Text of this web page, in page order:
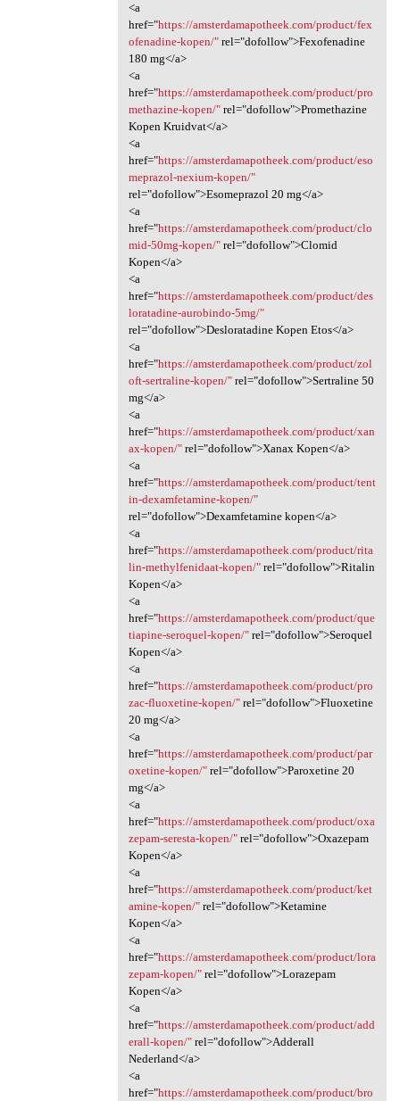
<a
href="https://amsterdamapotheek.com/product/fex
ofenadine-kopen/"rel="dofollow">Fexofenadine
180 mg</a>
<a
href="https://amsterdamapotheek.com/product/pro
methazine-kopen/"rel="dofollow">Promethazine
Kopen Kruidvat</a>
<a
href="https://amsterdamapotheek.com/product/eso
meprazol-nexium-kopen/"
rel="dofollow">Esomeprazol 20 mg</a>
<a
href="https://amsterdamapotheek.com/product/clo
mid-50mg-kopen/"rel="dofollow">Clomid
Kopen</a>
<a
href="https://amsterdamapotheek.com/product/des
loratadine-aurobindo-5mg/"
rel="dofollow">Desloratadine Kopen Etos</a>
<a
href="https://amsterdamapotheek.com/product/zol
oft-sertraline-kopen/"rel="dofollow">Sertraline 50
mg</a>
<a
href="https://amsterdamapotheek.com/product/xan
ax-kopen/"rel="dofollow">Xanax Kopen</a>
<a
href="https://amsterdamapotheek.com/product/tent
in-dexamfetamine-kopen/"
rel="dofollow">Dexamfetamine kopen</a>
<a
href="https://amsterdamapotheek.com/product/rita
lin-methylfenidaat-kopen/"rel="dofollow">Ritalin
Kopen</a>
<a
href="https://amsterdamapotheek.com/product/que
tiapine-seroquel-kopen/"rel="dofollow">Seroquel
Kopen</a>
<a
href="https://amsterdamapotheek.com/product/pro
zac-fluoxetine-kopen/"rel="dofollow">Fluoxetine
20 mg</a>
<a
href="https://amsterdamapotheek.com/product/par
oxetine-kopen/"rel="dofollow">Paroxetine 20
mg</a>
<a
href="https://amsterdamapotheek.com/product/oxa
zepam-seresta-kopen/"rel="dofollow">Oxazepam
Kopen</a>
<a
href="https://amsterdamapotheek.com/product/ket
amine-kopen/"rel="dofollow">Ketamine
Kopen</a>
<a
href="https://amsterdamapotheek.com/product/lora
zepam-kopen/"rel="dofollow">Lorazepam
Kopen</a>
<a
href="https://amsterdamapotheek.com/product/add
erall-kopen/"rel="dofollow">Adderall
Nederland</a>
<a
href="https://amsterdamapotheek.com/product/bro